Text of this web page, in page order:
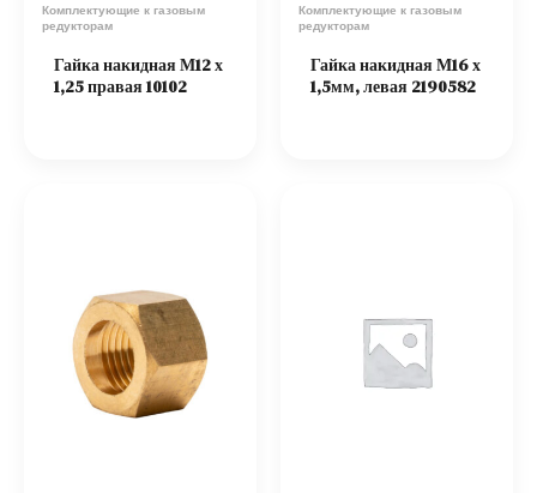
Комплектующие к газовым
редукторам
Гайка накидная М12 х
1,25 правая 10102
Комплектующие к газовым
редукторам
Гайка накидная М16 х
1,5мм, левая 2190582